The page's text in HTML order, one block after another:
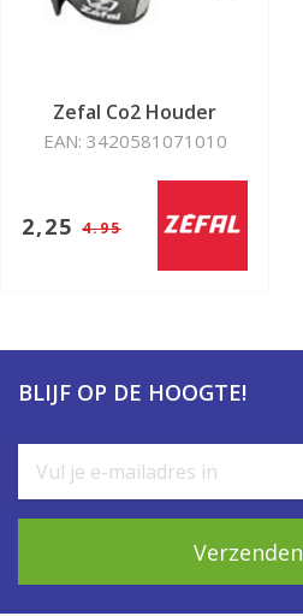
Zefal Co2 Houder
EAN: 3420581071010
2,25 4.95
BLIJF OP DE HOOGTE!
Verzenden